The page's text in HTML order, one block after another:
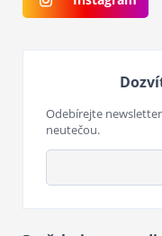
Odebírejte
neutečou.